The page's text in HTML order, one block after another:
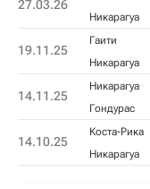
27.03.26
Никарагуа
19.11.25
Гаити
Никарагуа
14.11.25
Никарагуа
Гондурас
14.10.25
Коста-Рика
Никарагуа